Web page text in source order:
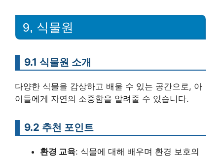
9, 식물원
9.1 식물원 소개
다양한 식물을 감상하고 배울 수 있는 공간으로, 아
이들에게 자연의 소중함을 알려줄 수 있습니다.
9.2 추천 포인트
환경 교육: 식물에 대해 배우며 환경 보호의